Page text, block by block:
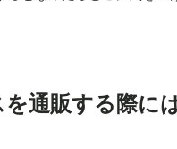
通販する際に